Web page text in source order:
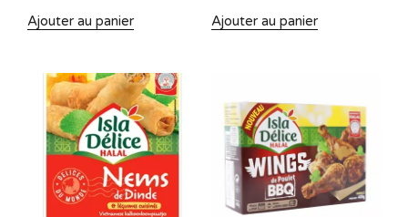
Ajouter au panier
Ajouter au panier